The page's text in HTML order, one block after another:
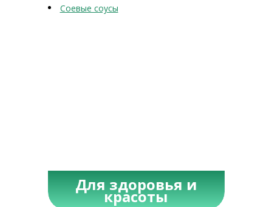
Соевые соусы
Для здоровья и
красоты